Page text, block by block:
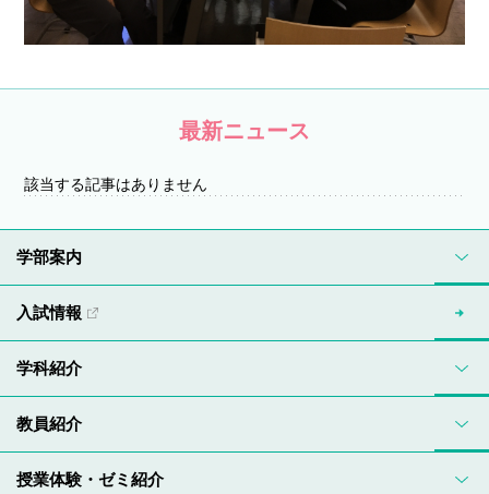
最新ニュース
該当する記事はありません
学部案内
入試情報
学科紹介
教員紹介
授業体験・ゼミ紹介